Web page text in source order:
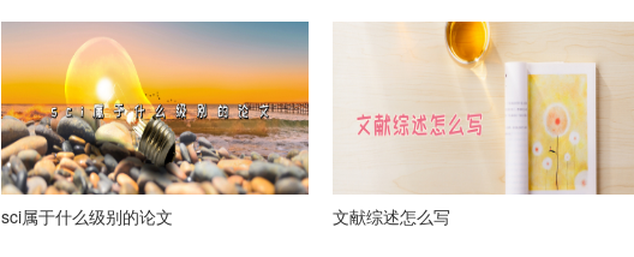
sci属于什么级别的论文 文献综述怎么写